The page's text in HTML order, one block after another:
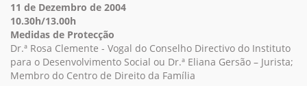
11 de Dezembro de 2004
10.30h/13.00h
Medidas de Protecção
Dr.ª Rosa Clemente - Vogal do Conselho Directivo do Instituto
para o Desenvolvimento Social ou Dr.ª Eliana Gersão – Jurista;
Membro do Centro de Direito da Família